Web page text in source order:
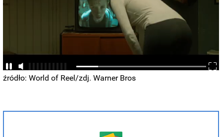
źródło: World of Reel/zdj. Warner Bros